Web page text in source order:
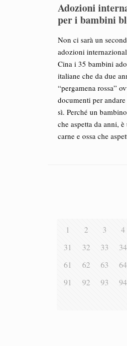
Adozioni
per i bambini
Non ci sarà un
adozioni
Cina i 35 bambini
italiane che da due
“pergamena rossa”
documenti per
sì. Perché un
che aspetta da anni,
carne e ossa che
1 2 3 4
31
32 33 34
61
62 63 64
91
92 93 94